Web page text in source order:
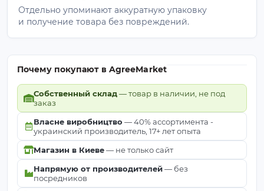
Отдельно упоминают аккуратную упаковку
и получение товара без повреждений.
Почему покупают в AgreeMarket
Собственный склад— товар в наличии, не под
заказ
Власне виробництво — 40% ассортимента -
украинский производитель, 17+ лет опыта
Магазин в Киеве— не только сайт
Напрямую от производителей— без
посредников